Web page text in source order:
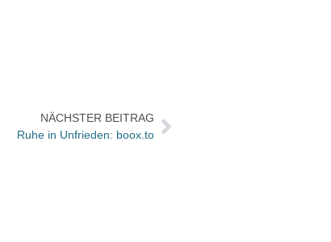
NÄCHSTER BEITRAG
Ruhe in Unfrieden: boox.to